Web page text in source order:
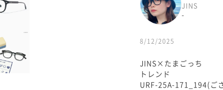
JINS
-
8/12/2025
JINS×たまごっち
トレンド
URF-25A-171_194(ご